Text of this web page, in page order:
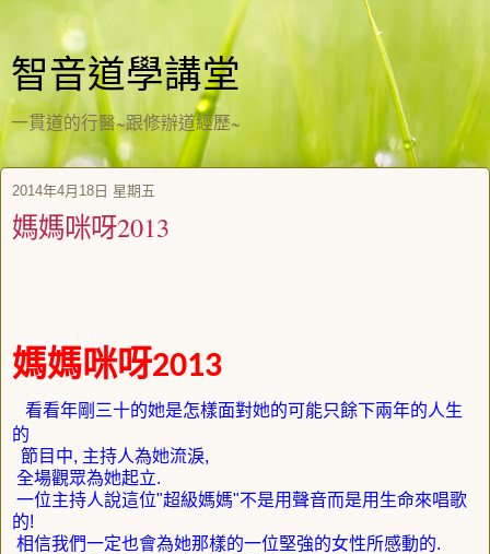
智音道學講堂
一貫道的行醫~跟修辦道經歷~
2014年4月18日 星期五
媽媽咪呀2013
媽媽咪呀2013
看看年剛三十的她是怎樣面對她的可能只餘下兩年的人生
的
節目中, 主持人為她流淚,
全場觀眾為她起立.
一位主持人說這位"超級媽媽"不是用聲音而是用生命來唱歌
的!
相信我們一定也會為她那樣的一位堅強的女性所感動的.